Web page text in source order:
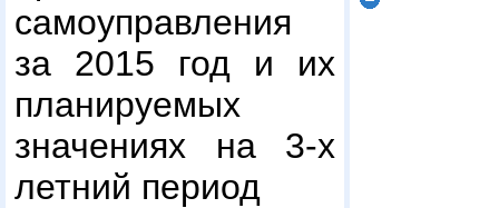
самоуправления
за 2015 год и их
планируемых
значениях на 3-х
летний период